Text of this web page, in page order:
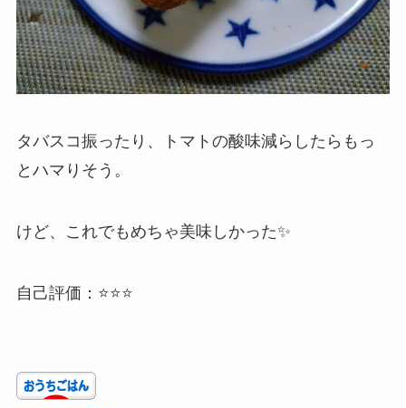
タバスコ振ったり、トマトの酸味減らしたらもっ
とハマりそう。
けど、これでもめちゃ美味しかった✨
自己評価：⭐⭐⭐